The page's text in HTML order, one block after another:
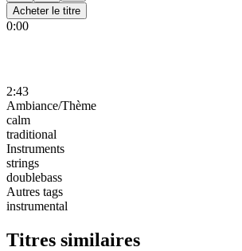
Acheter le titre
0:00
2:43
Ambiance/Thème
calm
traditional
Instruments
strings
doublebass
Autres tags
instrumental
Titres similaires